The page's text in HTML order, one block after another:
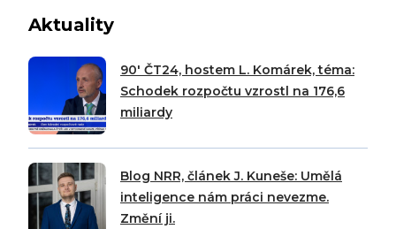
Aktuality
90′ ČT24, hostem L. Komárek, téma:
Schodek rozpočtu vzrostl na 176,6
miliardy
Blog NRR, článek J. Kuneše: Umělá
inteligence nám práci nevezme.
Změní ji.